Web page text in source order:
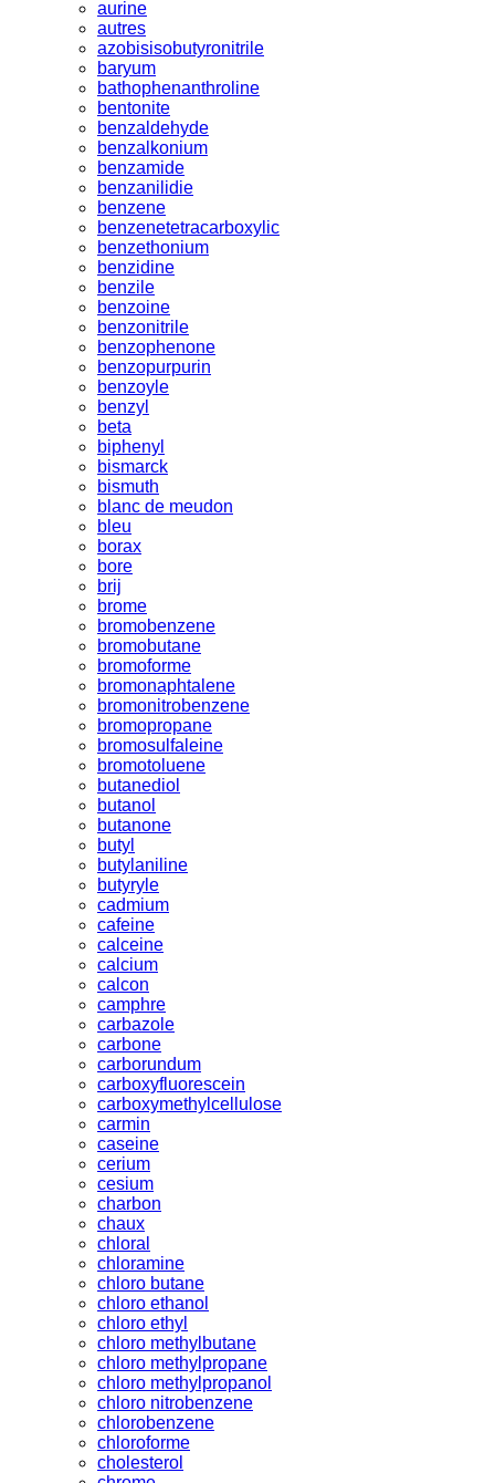
aurine
autres
azobisisobutyronitrile
baryum
bathophenanthroline
bentonite
benzaldehyde
benzalkonium
benzamide
benzanilidie
benzene
benzenetetracarboxylic
benzethonium
benzidine
benzile
benzoine
benzonitrile
benzophenone
benzopurpurin
benzoyle
benzyl
beta
biphenyl
bismarck
bismuth
blanc de meudon
bleu
borax
bore
brij
brome
bromobenzene
bromobutane
bromoforme
bromonaphtalene
bromonitrobenzene
bromopropane
bromosulfaleine
bromotoluene
butanediol
butanol
butanone
butyl
butylaniline
butyryle
cadmium
cafeine
calceine
calcium
calcon
camphre
carbazole
carbone
carborundum
carboxyfluorescein
carboxymethylcellulose
carmin
caseine
cerium
cesium
charbon
chaux
chloral
chloramine
chloro butane
chloro ethanol
chloro ethyl
chloro methylbutane
chloro methylpropane
chloro methylpropanol
chloro nitrobenzene
chlorobenzene
chloroforme
cholesterol